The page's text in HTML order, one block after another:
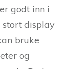
godt inn i
display
bruke
og